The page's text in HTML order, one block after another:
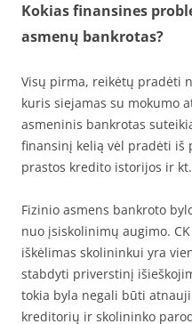
Kokias finansines
asmenų bankrotas?
Visų pirma, reikėtų pradėti
kuris siejamas su mokumo
asmeninis bankrotas
finansinį kelią vėl pradėti iš
prastos kredito istorijos ir kt.
Fizinio asmens bankroto
nuo įsiskolinimų augimo.
iškėlimas skolininkui yra
stabdyti priverstinį
tokia byla negali būti
kreditorių ir skolininko